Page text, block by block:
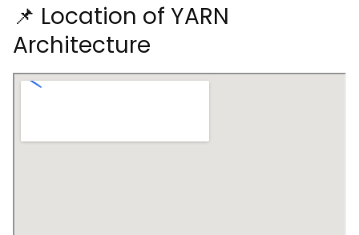
📌 Location of YARN
Architecture